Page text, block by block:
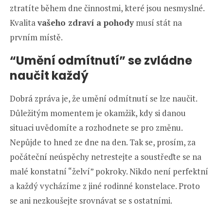
ztratíte během dne činnostmi, které jsou nesmyslné.
Kvalitavašeho zdraví a pohodymusí stát na
prvním místě.
“Umění odmítnutí” se zvládne
naučit každý
Dobrá zpráva je, že umění odmítnutí se lze naučit.
Důležitým momentem je okamžik, kdy si danou
situaci uvědomíte a rozhodnete se pro změnu.
Nepůjde to hned ze dne na den. Tak se, prosím, za
počáteční neúspěchy netrestejte a soustřeďte se na
malé konstatní “želví” pokroky. Nikdo není perfektní
a každý vycházíme z jiné rodinné konstelace. Proto
se ani nezkoušejte srovnávat se s ostatními.